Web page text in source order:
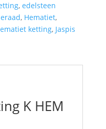
,edelsteen
, Hematiet,
ketting, Jaspis
K HEM